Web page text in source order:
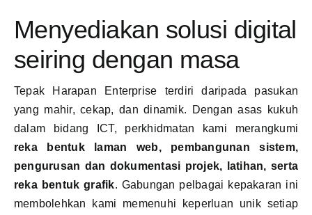
Menyediakan solusi digital
seiring dengan masa
Tepak Harapan Enterprise terdiri daripada pasukan
yang mahir, cekap, dan dinamik. Dengan asas kukuh
dalam bidang ICT, perkhidmatan kami merangkumi
reka bentuk laman web, pembangunan sistem,
pengurusan dan dokumentasi projek, latihan, serta
reka bentuk grafik. Gabungan pelbagai kepakaran ini
membolehkan kami memenuhi keperluan unik setiap